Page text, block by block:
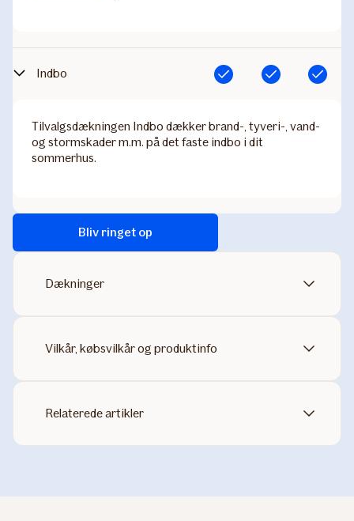
Indbo Inkluderet Inkluderet Inkluderet
Tilvalgsdækningen Indbo dækker brand-, tyveri-, vand-
og stormskader m.m. på det faste indbo i dit
sommerhus.
Bliv ringet op
Dækninger
Vilkår, købsvilkår og produktinfo
Relaterede artikler